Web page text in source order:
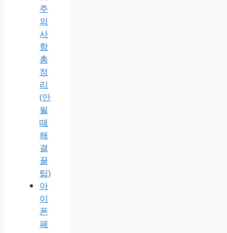
주
의
사
항
총
정
리
(안
될
때
해
결
꿀
팁)
아
이
폰
페